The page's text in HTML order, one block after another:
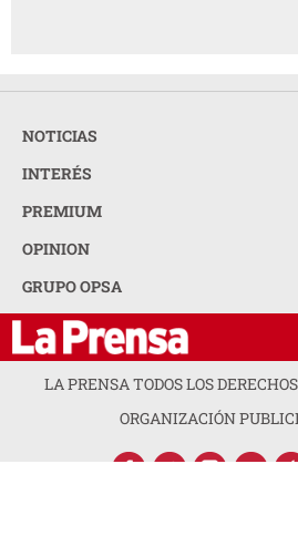
NOTICIAS
INTERÉS
PREMIUM
OPINION
GRUPO OPSA
LA PRENSA TODOS LOS
ORGANIZACIÓN